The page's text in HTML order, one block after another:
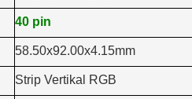
40 pin
58.50x92.00x4.15mm
Strip Vertikal RGB